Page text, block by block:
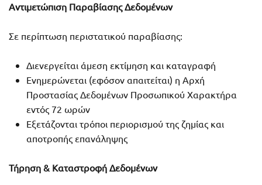
Αντιμετώπιση Παραβίασης Δεδομένων
Σε περίπτωση περιστατικού παραβίασης:
Διενεργείται άμεση εκτίμηση και καταγραφή
Ενημερώνεται (εφόσον απαιτείται) η Αρχή
Προστασίας Δεδομένων Προσωπικού Χαρακτήρα
εντός 72 ωρών
Εξετάζονται τρόποι περιορισμού της ζημίας και
αποτροπής επανάληψης
Τήρηση & Καταστροφή Δεδομένων